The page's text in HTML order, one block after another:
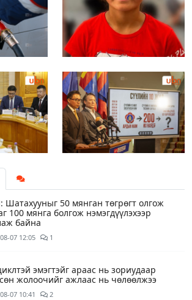
Шатахууныг 50 мянган төгрөгт олгож
100 мянга болгож нэмэгдүүлэхээр
байна
07 12:05 1
эмэгтэйг араас нь зориудаар
жолоочийг ажлаас нь чөлөөлжээ
07 10:41 2